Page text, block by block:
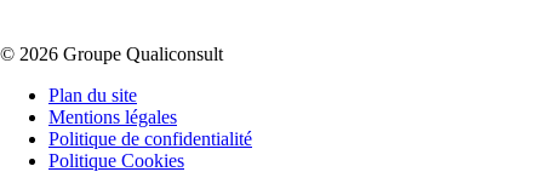
© 2026 Groupe Qualiconsult
Plan du site
Mentions légales
Politique de confidentialité
Politique Cookies